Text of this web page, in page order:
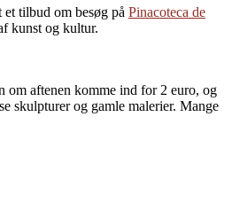
tilbud om besøg på Pinacoteca de
kunst og kultur.
om aftenen komme ind for 2 euro, og
skulpturer og gamle malerier. Mange